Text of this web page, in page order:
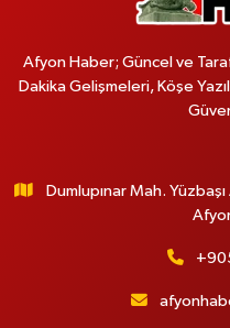
Afyon Haber; Güncel ve
Dakika Gelişmeleri, Köşe
Dumlupınar Mah.